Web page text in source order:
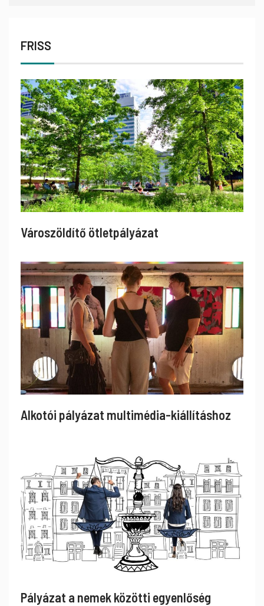
FRISS
Városzöldítő ötletpályázat
Alkotói pályázat multimédia-kiállításhoz
Pályázat a nemek közötti egyenlőség